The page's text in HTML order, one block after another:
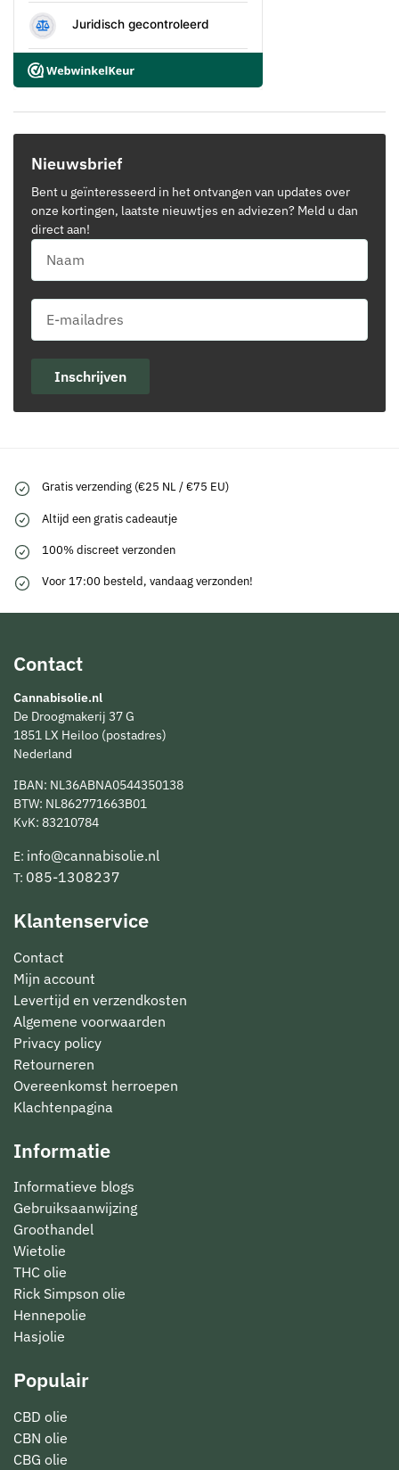
Nieuwsbrief
Bent u geïnteresseerd in het ontvangen van updates over
onze kortingen, laatste nieuwtjes en adviezen? Meld u dan
direct aan!
Inschrijven
Gratis verzending (€25 NL / €75 EU)
Altijd een gratis cadeautje
100% discreet verzonden
Voor 17:00 besteld, vandaag verzonden!
Contact
Cannabisolie.nl
De Droogmakerij 37 G
1851 LX Heiloo (postadres)
Nederland
IBAN: NL36ABNA0544350138
BTW: NL862771663B01
KvK: 83210784
E: info@cannabisolie.nl
T: 085-1308237
Klantenservice
Contact
Mijn account
Levertijd en verzendkosten
Algemene voorwaarden
Privacy policy
Retourneren
Overeenkomst herroepen
Klachtenpagina
Informatie
Informatieve blogs
Gebruiksaanwijzing
Groothandel
Wietolie
THC olie
Rick Simpson olie
Hennepolie
Hasjolie
Populair
CBD olie
CBN olie
CBG olie